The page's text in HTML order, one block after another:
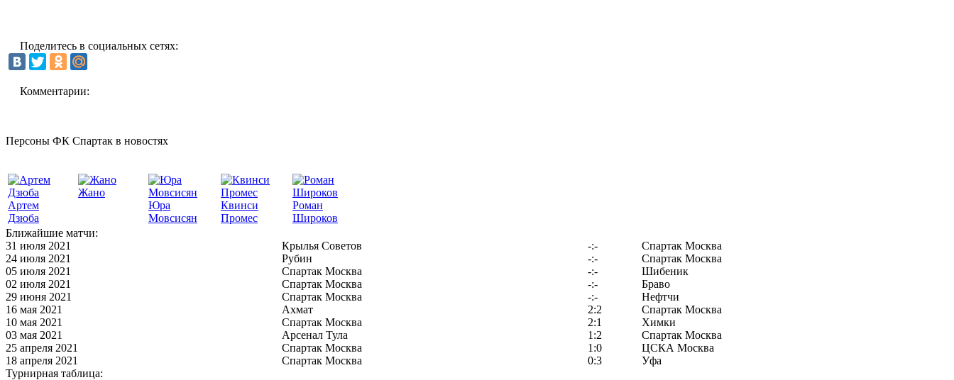
Поделитесь в социальных сетях:
Комментарии:
Персоны ФК Спартак в новостях
Артем
Дзюба
Жано
Юра
Мовсисян
Квинси
Промес
Роман
Широков
Ближайшие матчи:
31 июля 2021
Крылья Советов -:-
Спартак Москва
24 июля 2021
Рубин -:-
Спартак Москва
05 июля 2021
Спартак Москва -:-
Шибеник
02 июля 2021
Спартак Москва -:-
Браво
29 июня 2021
Спартак Москва -:-
Нефтчи
16 мая 2021
Ахмат 2:2
Спартак Москва
10 мая 2021
Спартак Москва 2:1
Химки
03 мая 2021
Арсенал Тула 1:2
Спартак Москва
25 апреля 2021
Спартак Москва 1:0
ЦСКА Москва
18 апреля 2021
Спартак Москва 0:3
Уфа
Турнирная таблица: